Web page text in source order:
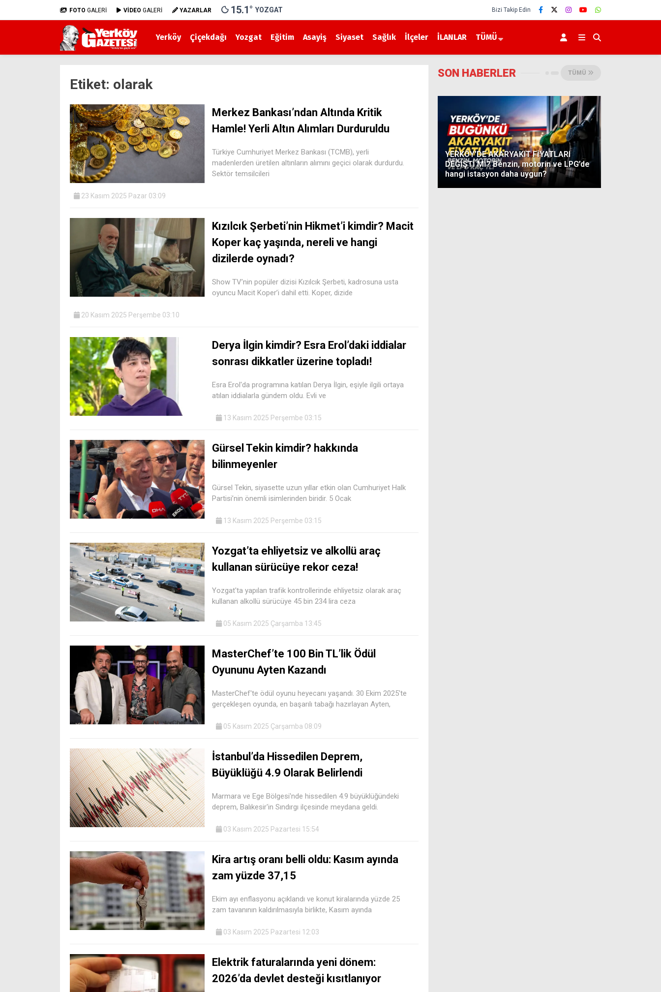
FOTO GALERİ VİDEO GALERİ YAZARLAR 15.1° YOZGAT Bizi Takip Edin
Yerköy Çiçekdağı Yozgat Eğitim Asayiş Siyaset Sağlık İlçeler İLANLAR TÜMÜ
Etiket: olarak
Merkez Bankası’ndan Altında Kritik
Hamle! Yerli Altın Alımları Durduruldu
Türkiye Cumhuriyet Merkez Bankası (TCMB), yerli
madenlerden üretilen altınların alımını geçici olarak durdurdu.
Sektör temsilcileri
23 Kasım 2025 Pazar 03:09
Kızılcık Şerbeti’nin Hikmet’i kimdir? Macit
Koper kaç yaşında, nereli ve hangi
dizilerde oynadı?
Show TV’nin popüler dizisi Kızılcık Şerbeti, kadrosuna usta
oyuncu Macit Koper’i dahil etti. Koper, dizide
20 Kasım 2025 Perşembe 03:10
Derya İlgin kimdir? Esra Erol’daki iddialar
sonrası dikkatler üzerine topladı!
Esra Erol'da programına katılan Derya İlgin, eşiyle ilgili ortaya
atılan iddialarla gündem oldu. Evli ve
13 Kasım 2025 Perşembe 03:15
Gürsel Tekin kimdir? hakkında
bilinmeyenler
Gürsel Tekin, siyasette uzun yıllar etkin olan Cumhuriyet Halk
Partisi’nin önemli isimlerinden biridir. 5 Ocak
13 Kasım 2025 Perşembe 03:15
Yozgat’ta ehliyetsiz ve alkollü araç
kullanan sürücüye rekor ceza!
Yozgat'ta yapılan trafik kontrollerinde ehliyetsiz olarak araç
kullanan alkollü sürücüye 45 bin 234 lira ceza
05 Kasım 2025 Çarşamba 13:45
MasterChef’te 100 Bin TL’lik Ödül
Oyununu Ayten Kazandı
MasterChef'te ödül oyunu heyecanı yaşandı. 30 Ekim 2025'te
gerçekleşen oyunda, en başarılı tabağı hazırlayan Ayten,
05 Kasım 2025 Çarşamba 08:09
İstanbul’da Hissedilen Deprem,
Büyüklüğü 4.9 Olarak Belirlendi
Marmara ve Ege Bölgesi'nde hissedilen 4.9 büyüklüğündeki
deprem, Balıkesir'in Sındırgı ilçesinde meydana geldi.
03 Kasım 2025 Pazartesi 15:54
Kira artış oranı belli oldu: Kasım ayında
zam yüzde 37,15
Ekim ayı enflasyonu açıklandı ve konut kiralarında yüzde 25
zam tavanının kaldırılmasıyla birlikte, Kasım ayında
03 Kasım 2025 Pazartesi 12:03
Elektrik faturalarında yeni dönem:
2026’da devlet desteği kısıtlanıyor
SON HABERLER TÜMÜ
YERKÖY’DE AKARYAKIT FİYATLARI
DEĞİŞTİ Mİ? Benzin, motorin ve LPG’de
hangi istasyon daha uygun?